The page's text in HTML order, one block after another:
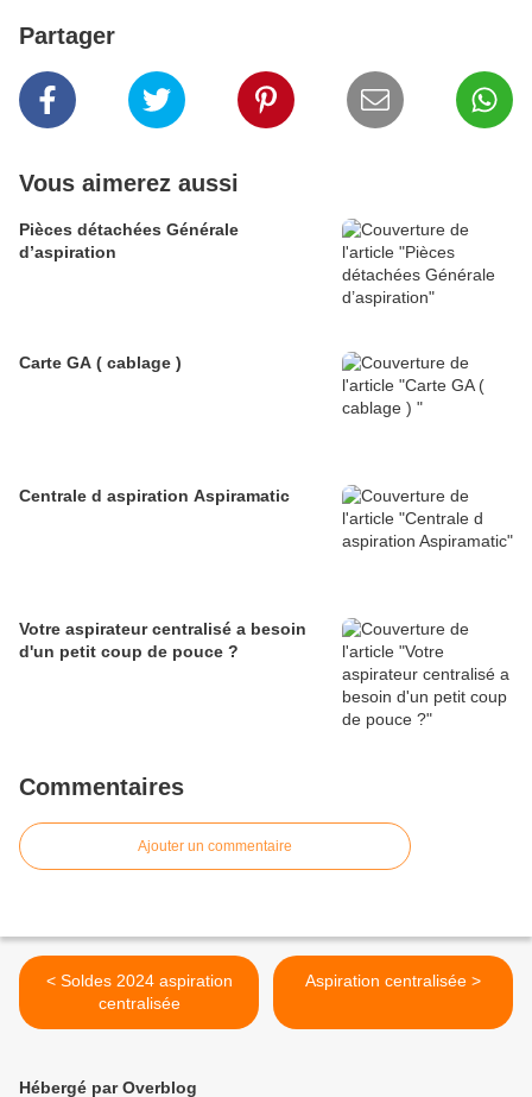
Partager
Vous aimerez aussi
Pièces détachées Générale
d’aspiration
Carte GA ( cablage )
Centrale d aspiration Aspiramatic
Votre aspirateur centralisé a besoin
d'un petit coup de pouce ?
Commentaires
Ajouter un commentaire
< Soldes 2024 aspiration
centralisée
Aspiration centralisée >
Hébergé par Overblog